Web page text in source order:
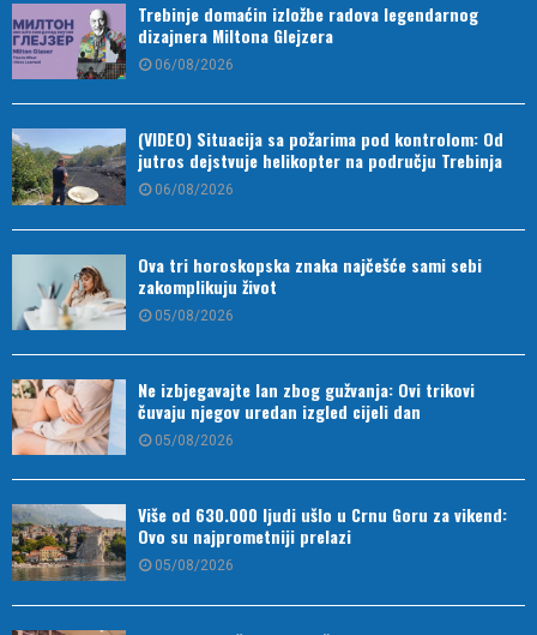
Trebinje domaćin izložbe radova legendarnog
dizajnera Miltona Glejzera
06/08/2026
(VIDEO) Situacija sa požarima pod kontrolom: Od
jutros dejstvuje helikopter na području Trebinja
06/08/2026
Ova tri horoskopska znaka najčešće sami sebi
zakomplikuju život
05/08/2026
Ne izbjegavajte lan zbog gužvanja: Ovi trikovi
čuvaju njegov uredan izgled cijeli dan
05/08/2026
Više od 630.000 ljudi ušlo u Crnu Goru za vikend:
Ovo su najprometniji prelazi
05/08/2026